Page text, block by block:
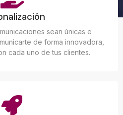
sean únicas e
de forma innovadora,
cada uno de tus clientes.